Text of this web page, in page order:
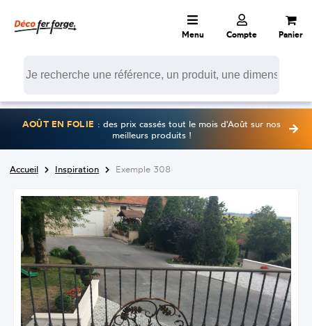
Menu Compte Panier
AOÛT EN FOLIE : des prix cassés tout le mois d'Août sur nos
meilleurs produits !
Accueil Inspiration Exemple 308